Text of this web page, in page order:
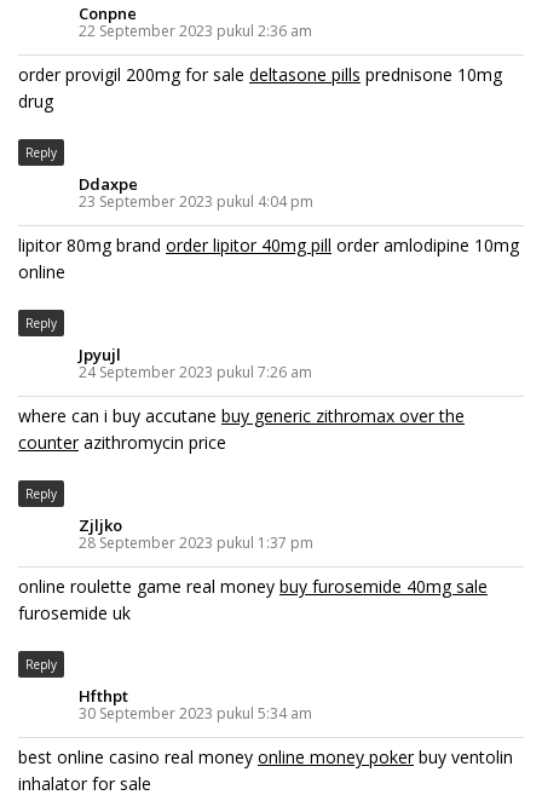
Conpne
22 September 2023 pukul 2:36 am
order provigil 200mg for sale deltasone pills prednisone 10mg
drug
Reply
Ddaxpe
23 September 2023 pukul 4:04 pm
lipitor 80mg brand order lipitor 40mg pill order amlodipine 10mg
online
Reply
Jpyujl
24 September 2023 pukul 7:26 am
where can i buy accutane buy generic zithromax over the
counterazithromycin price
Reply
Zjljko
28 September 2023 pukul 1:37 pm
online roulette game real money buy furosemide 40mg sale
furosemide uk
Reply
Hfthpt
30 September 2023 pukul 5:34 am
best online casino real money online money pokerbuy ventolin
inhalator for sale